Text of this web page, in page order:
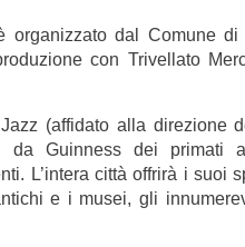
organizzato dal Comune
con Trivellato
(affidato alla direzione
da Guinness dei primati
L’intera città offrirà i suoi
e i musei, gli